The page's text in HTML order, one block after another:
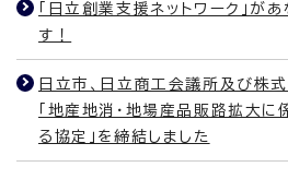
「日立創業支援ネットワーク」が
す！
日立市、日立商工会議所及び株
「地産地消・地場産品販路拡大
る協定」を締結しました